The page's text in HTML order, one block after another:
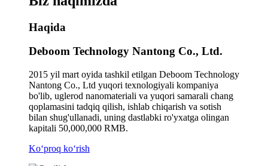
Haqida
Deboom Technology Nantong Co., Ltd.
2015 yil mart oyida tashkil etilgan Deboom Technology
Nantong Co., Ltd yuqori texnologiyali kompaniya
bo'lib, uglerod nanomateriali va yuqori samarali chang
qoplamasini tadqiq qilish, ishlab chiqarish va sotish
bilan shug'ullanadi, uning dastlabki ro'yxatga olingan
kapitali 50,000,000 RMB.
Koʻproq koʻrish